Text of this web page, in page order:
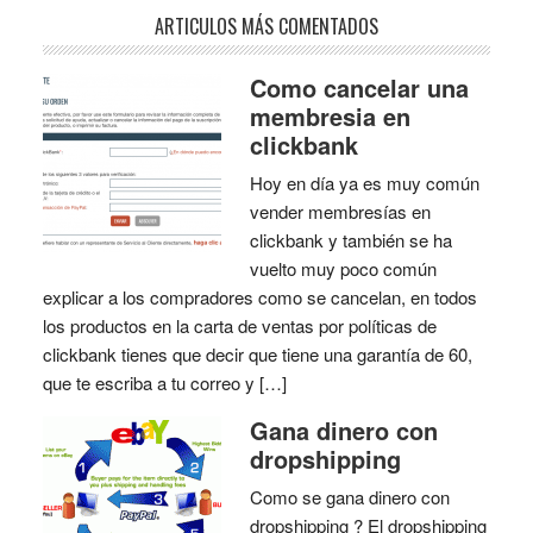
ARTICULOS MÁS COMENTADOS
Como cancelar una
membresia en
clickbank
Hoy en día ya es muy común
vender membresías en
clickbank y también se ha
vuelto muy poco común
explicar a los compradores como se cancelan, en todos
los productos en la carta de ventas por políticas de
clickbank tienes que decir que tiene una garantía de 60,
que te escriba a tu correo y […]
Gana dinero con
dropshipping
Como se gana dinero con
dropshipping ? El dropshipping